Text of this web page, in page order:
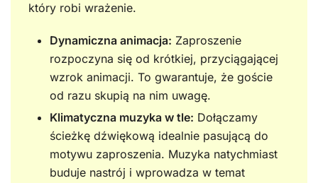
który robi wrażenie.
Dynamiczna animacja: Zaproszenie
rozpoczyna się od krótkiej, przyciągającej
wzrok animacji. To gwarantuje, że goście
od razu skupią na nim uwagę.
Klimatyczna muzyka w tle: Dołączamy
ścieżkę dźwiękową idealnie pasującą do
motywu zaproszenia. Muzyka natychmiast
buduje nastrój i wprowadza w temat